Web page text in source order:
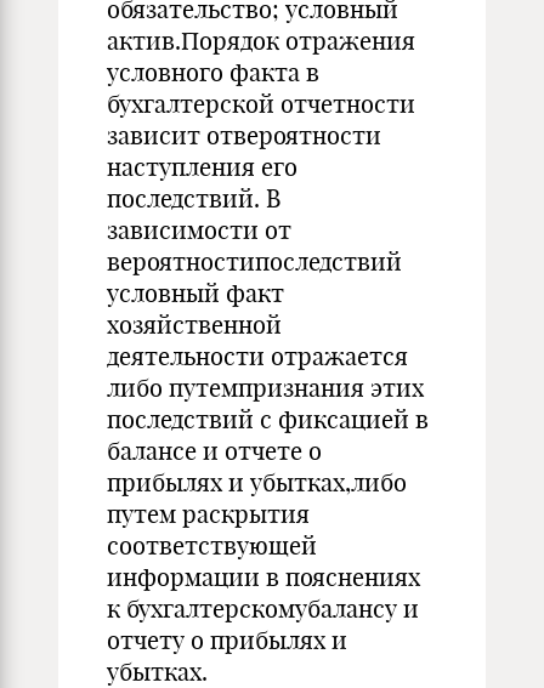
обязательство; условный
актив.Порядок отражения
условного факта в
бухгалтерской отчетности
зависит отвероятности
наступления его
последствий. В
зависимости от
вероятностипоследствий
условный факт
хозяйственной
деятельности отражается
либо путемпризнания этих
последствий с фиксацией в
балансе и отчете о
прибылях и убытках,либо
путем раскрытия
соответствующей
информации в пояснениях
к бухгалтерскомубалансу и
отчету о прибылях и
убытках.